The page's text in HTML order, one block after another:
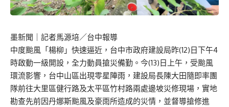
墨新聞 ｜記者馬源培／台中報導
中度颱風「楊柳」快速逼近，台中市政府建設局昨(12)日下午4
時啟動一級開設，全力動員搶災備勤。今(13)日上午，受颱風
環流影響，台中山區出現零星陣雨，建設局長陳大田隨即率團
隊前往大里區健行路及太平區竹村路兩處邊坡災修現場，實地
勘查先前因丹娜斯颱風及豪雨所造成的災情，並督導搶修進